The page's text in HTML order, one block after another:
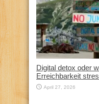
Digital detox oder
Erreichbarkeit
April 27, 2026